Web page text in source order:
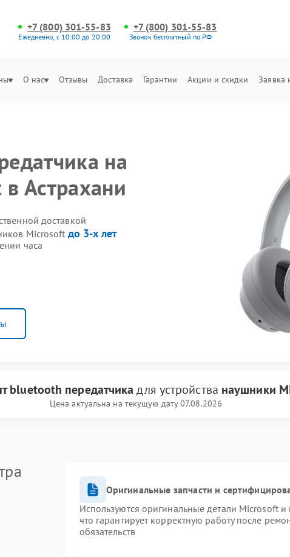
+7 (800) 301-55-83
Ежедневно, с 10:00 до 20:00
+7 (800) 301-55-83
Звонок бесплатный по РФ
О нас Отзывы Доставка Гарантии Акции и скидки Заявка
на
Астрахани
доставкой
Microsoft до 3-х лет
часа
bluetooth передатчика для устройства наушники
Цена актуальна на текущую дату 07.08.2026
Оригинальные запчасти и
Используются оригинальные детали Microsoft
что гарантирует корректную работу после
обязательств